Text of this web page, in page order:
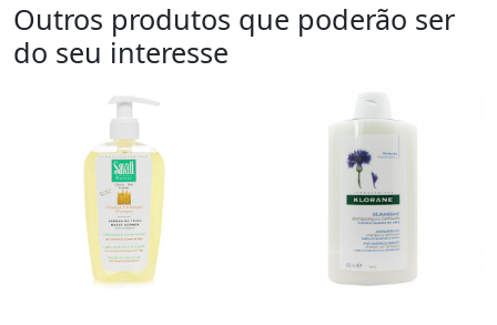
Outros produtos que poderão ser
do seu interesse